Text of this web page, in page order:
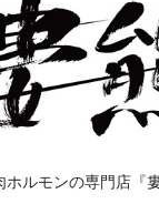
ルモンの専門店『